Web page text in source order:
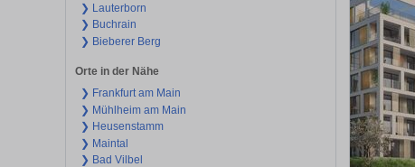
❯ Lauterborn
❯ Buchrain
❯ Bieberer Berg
Orte in der Nähe
❯ Frankfurt am Main
❯ Mühlheim am Main
❯ Heusenstamm
❯ Maintal
❯ Bad Vilbel